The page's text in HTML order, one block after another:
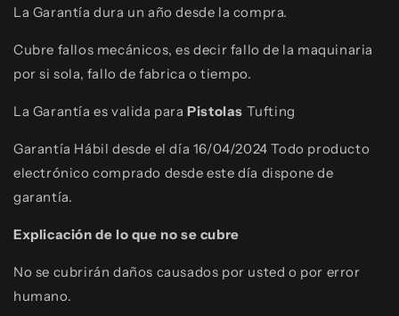
La Garantía dura un año desde la compra.
Cubre fallos mecánicos, es decir fallo de la maquinaria
por si sola, fallo de fabrica o tiempo.
La Garantía es valida paraPistolas Tufting
Garantía Hábil desde el día 16/04/2024 Todo producto
electrónico comprado desde este día dispone de
garantía.
Explicación de lo que no se cubre
No se cubrirán daños causados por usted o por error
humano.